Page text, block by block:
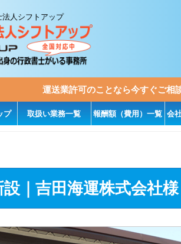
人シフトアップ
運送業許可のことなら今すぐご相
プ 取扱い業務一覧 報酬額（費用）一覧 会
｜吉田海運株式会社様